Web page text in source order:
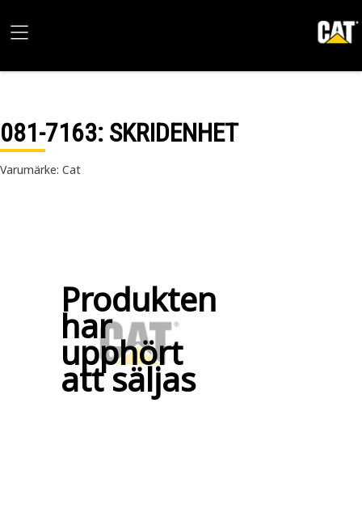
081-7163: SKRIDENHET
Varumärke: Cat
Produkten
har
upphört
att säljas